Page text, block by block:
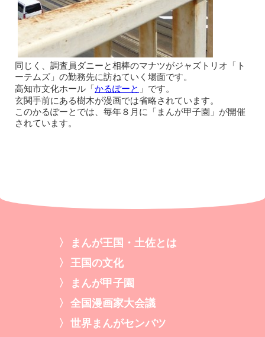
同じく、調査員ダニーと相棒のマナツがジャズトリオ「ト
ーテムズ」の勤務先に訪ねていく場面です。
高知市文化ホール「 かるぽーと 」です。
玄関手前にある樹木が漫画では省略されています。
このかるぽーとでは、毎年８月に「まんが甲子園」が開催
されています。
まんが王国・土佐とは
王国の文化
まんが甲子園
全国漫画家大会議
世界まんがセンバツ